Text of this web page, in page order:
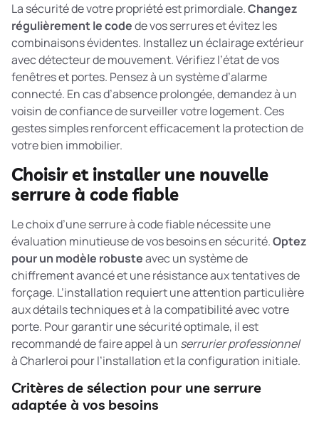
La sécurité de votre propriété est primordiale.Changez
régulièrement le codede vos serrures et évitez les
combinaisons évidentes. Installez un éclairage extérieur
avec détecteur de mouvement. Vérifiez l’état de vos
fenêtres et portes. Pensez à un système d’alarme
connecté. En cas d’absence prolongée, demandez à un
voisin de confiance de surveiller votre logement. Ces
gestes simples renforcent efficacement la protection de
votre bien immobilier.
Choisir et installer une nouvelle
serrure à code fiable
Le choix d’une serrure à code fiable nécessite une
évaluation minutieuse de vos besoins en sécurité.Optez
pour un modèle robusteavec un système de
chiffrement avancé et une résistance aux tentatives de
forçage. L’installation requiert une attention particulière
aux détails techniques et à la compatibilité avec votre
porte. Pour garantir une sécurité optimale, il est
recommandé de faire appel à un serrurier professionnel
à Charleroi pour l’installation et la configuration initiale.
Critères de sélection pour une serrure
adaptée à vos besoins